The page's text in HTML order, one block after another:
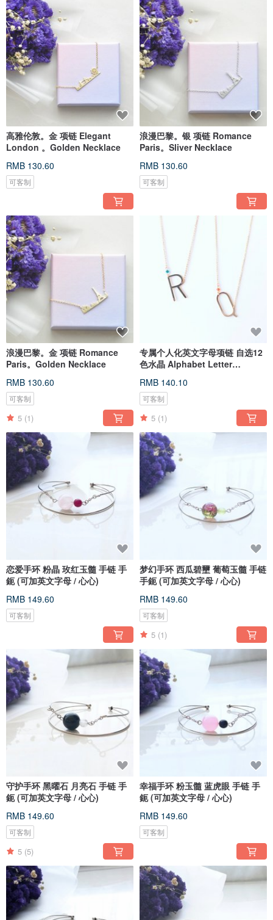
高雅伦敦。金 项链 Elegant
London 。Golden Necklace
RMB 130.60
可客制
浪漫巴黎。银 项链 Romance
Paris。Sliver Necklace
RMB 130.60
可客制
浪漫巴黎。金 项链 Romance
Paris。Golden Necklace
RMB 130.60
可客制
5 (1)
专属个人化英文字母项链 自选12
色水晶 Alphabet Letter
RMB 140.10
可客制
5 (1)
恋爱手环 粉晶 玫红玉髓 手链 手
鈪 (可加英文字母 / 心心)
RMB 149.60
可客制
梦幻手环 西瓜碧壐 葡萄玉髓 手链
手鈪 (可加英文字母 / 心心)
RMB 149.60
可客制
5 (1)
守护手环 黑曜石 月亮石 手链 手
鈪 (可加英文字母 / 心心)
RMB 149.60
可客制
5 (5)
幸福手环 粉玉髓 蓝虎眼 手链 手
鈪 (可加英文字母 / 心心)
RMB 149.60
可客制